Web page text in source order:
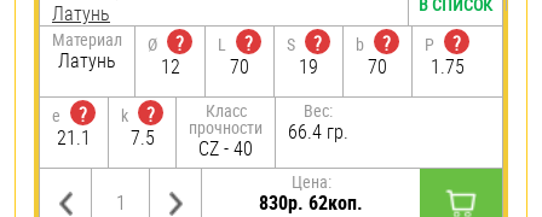
Латунь
Материал
Латунь
Ø
?
12
L
?
70
S
?
19
b
?
70
P
?
1.75
e
?
21.1
k
?
7.5
Класс
прочности
CZ - 40
Вес:
66.4 гр.
Цена:
830р. 62коп.